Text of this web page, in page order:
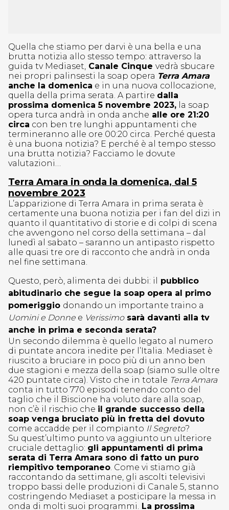
Quella che stiamo per darvi è una bella e una
brutta notizia allo stesso tempo: attraverso la
guida tv Mediaset, Canale Cinque vedrà sbucare
nei propri palinsesti la soap opera Terra Amara
anche la domenica e in una nuova collocazione,
quella della prima serata. A partire dalla
prossima domenica 5 novembre 2023, la soap
opera turca andrà in onda anche alle ore 21:20
circa con ben tre lunghi appuntamenti che
termineranno alle ore 00:20 circa. Perché questa
è una buona notizia? E perché è al tempo stesso
una brutta notizia? Facciamo le dovute
valutazioni…
Terra Amara in onda la domenica, dal 5
novembre 2023
L’apparizione di Terra Amara in prima serata è
certamente una buona notizia per i fan del dizi in
quanto il quantitativo di storie e di colpi di scena
che avvengono nel corso della settimana – dal
lunedì al sabato – saranno un antipasto rispetto
alle quasi tre ore di racconto che andrà in onda
nel fine settimana.
Questo, però, alimenta dei dubbi: il
pubblico
abitudinario che segue la soap opera al primo
pomeriggio donando un importante traino a
Uomini e Donne e Verissimosarà davanti alla tv
anche in prima e seconda serata?
Un secondo dilemma è quello legato al numero
di puntate ancora inedite per l’Italia. Mediaset è
riuscito a bruciare in poco più di un anno ben
due stagioni e mezza della soap (siamo sulle oltre
420 puntate circa). Visto che in totale Terra Amara
conta in tutto 770 episodi tenendo conto del
taglio che il Biscione ha voluto dare alla soap,
non c’è il rischio che il grande successo della
soap venga bruciato più in fretta del dovuto
come accadde per il compianto Il Segreto?
Su quest’ultimo punto va aggiunto un ulteriore
cruciale dettaglio: gli appuntamenti di prima
serata di Terra Amara sono di fatto un puro
riempitivo temporaneo. Come vi stiamo già
raccontando da settimane, gli ascolti televisivi
troppo bassi delle produzioni di Canale 5, stanno
costringendo Mediaset a posticipare la messa in
onda di molti suoi programmi. La prossima